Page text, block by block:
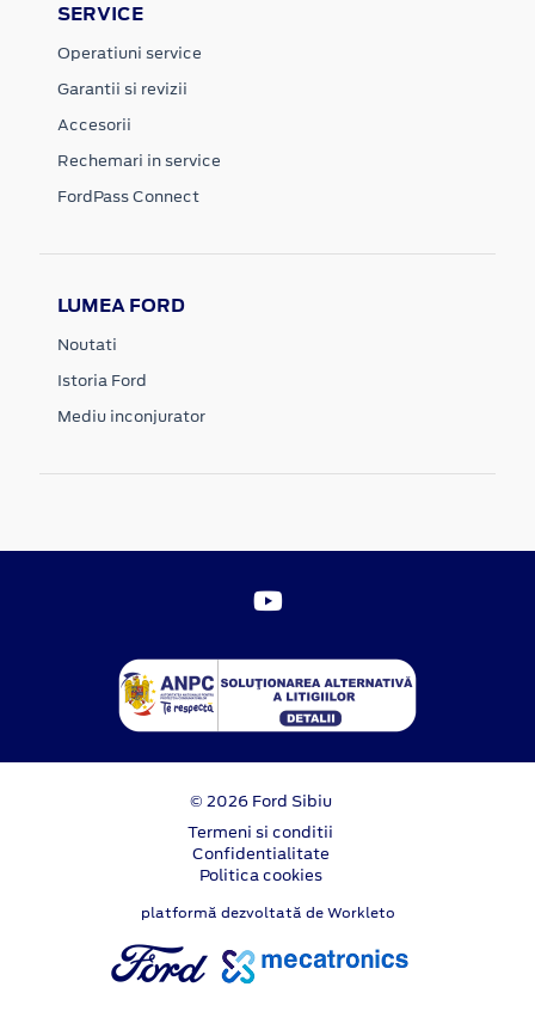
SERVICE
Operatiuni service
Garantii si revizii
Accesorii
Rechemari in service
FordPass Connect
LUMEA FORD
Noutati
Istoria Ford
Mediu inconjurator
© 2026 Ford Sibiu
Termeni si conditii
Confidentialitate
Politica cookies
platformă dezvoltată de Workleto